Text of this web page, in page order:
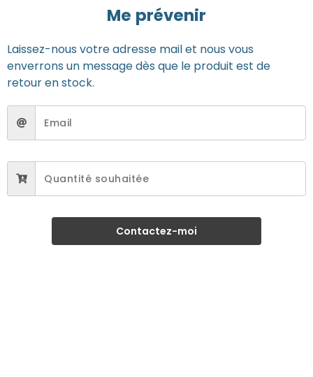
Me prévenir
Laissez-nous votre adresse mail et nous vous
enverrons un message dès que le produit est de
retour en stock.
Contactez-moi